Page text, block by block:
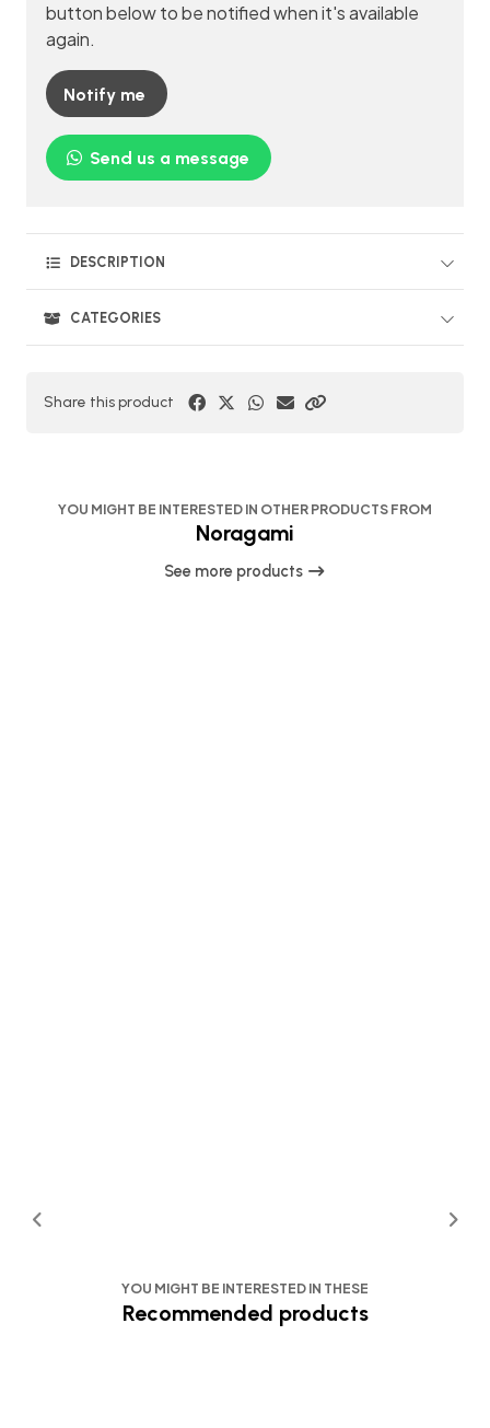
button below to be notified when it's available
again.
Notify me
Send us a message
DESCRIPTION
CATEGORIES
Share this product
YOU MIGHT BE INTERESTED IN OTHER PRODUCTS FROM
Noragami
See more products
YOU MIGHT BE INTERESTED IN THESE
Recommended products